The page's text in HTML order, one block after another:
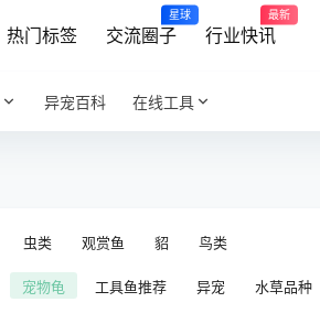
热门标签 交流圈子
星球
行业快讯
最新
异宠百科 在线工具
虫类 观赏鱼 貂 鸟类
宠物龟 工具鱼推荐 异宠 水草品种